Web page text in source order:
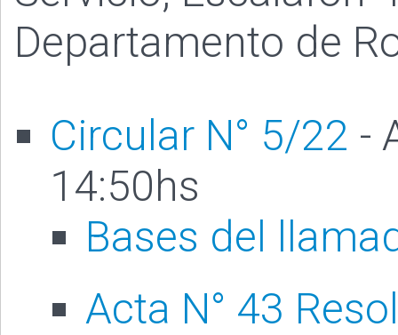
Departamento de
Circular N° 5/22 -
14:50hs
Bases del
Acta N° 43